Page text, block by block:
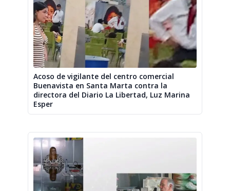
Acoso de vigilante del centro comercial
Buenavista en Santa Marta contra la
directora del Diario La Libertad, Luz Marina
Esper